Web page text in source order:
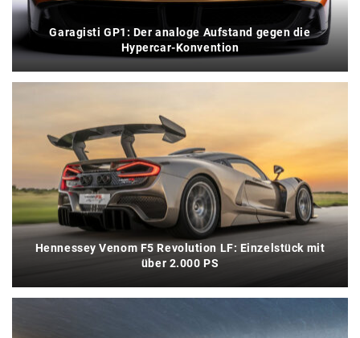
Garagisti GP1: Der analoge Aufstand gegen die
Hypercar-Konvention
Hennessey Venom F5 Revolution LF: Einzelstück mit
über 2.000 PS